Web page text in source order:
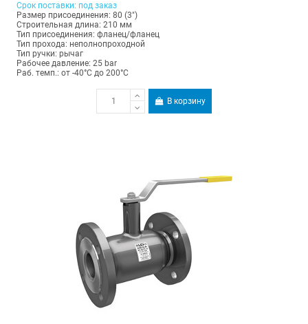
Срок поставки: под заказ
Размер присоединения: 80 (3")
Строительная длина: 210 мм
Тип присоединения: фланец/фланец
Тип прохода: неполнопроходной
Тип ручки: рычаг
Рабочее давление: 25 bar
Раб. темп.: от -40°C до 200°C
В корзину